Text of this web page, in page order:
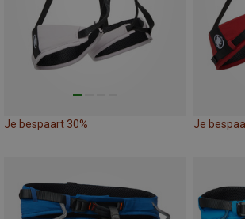
Je bespaart 30% Je